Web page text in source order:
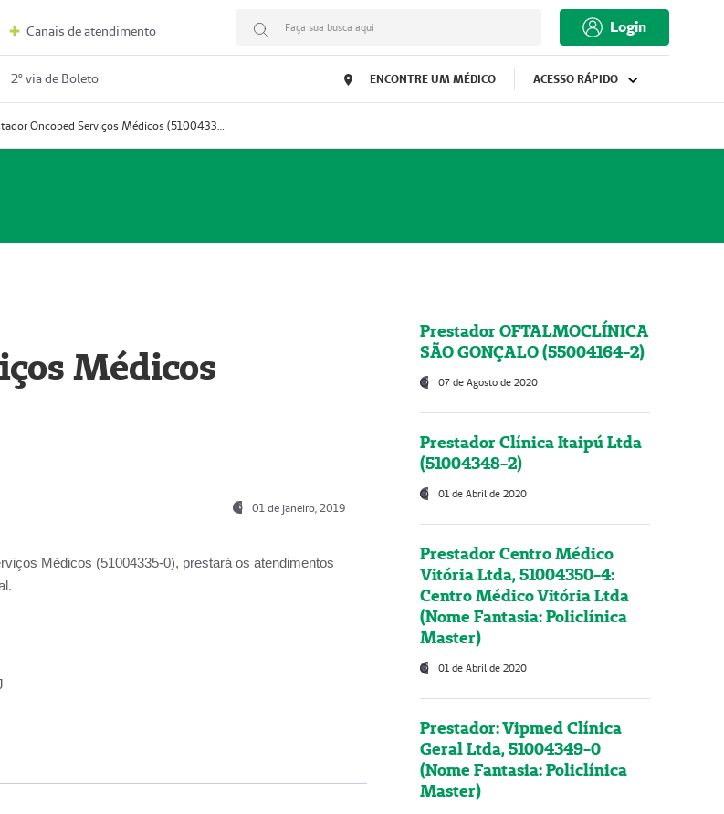
Canais de atendimento Faça sua busca aqui Login
2º via de Boleto ENCONTRE UM MÉDICO ACESSO RÁPIDO
Prestador Oncoped Serviços Médicos (51004335-0)
Médicos
01 de janeiro, 2019
Médicos (51004335-0), prestará os atendimentos
Prestador OFTALMOCLÍNICA
SÃO GONÇALO (55004164-2)
07 de Agosto de 2020
Prestador Clínica Itaipú Ltda
(51004348-2)
01 de Abril de 2020
Prestador Centro Médico
Vitória Ltda, 51004350-4:
Centro Médico Vitória Ltda
(Nome Fantasia: Policlínica
Master)
01 de Abril de 2020
Prestador: Vipmed Clínica
Geral Ltda, 51004349-0
(Nome Fantasia: Policlínica
Master)